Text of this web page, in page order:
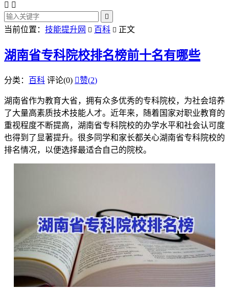
 

当前位置： 技能提升网  百科  正文
湖南省专科院校排名榜前十名有哪些
分类： 百科 评论(0) 赞(2)
湖南省作为教育大省，拥有众多优秀的专科院校，为社会培养
了大量高素质技术技能人才。近年来，随着国家对职业教育的
重视程度不断提高，湖南省专科院校的办学水平和社会认可度
也得到了显著提升。很多同学和家长都关心湖南省专科院校的
排名情况，以便选择最适合自己的院校。